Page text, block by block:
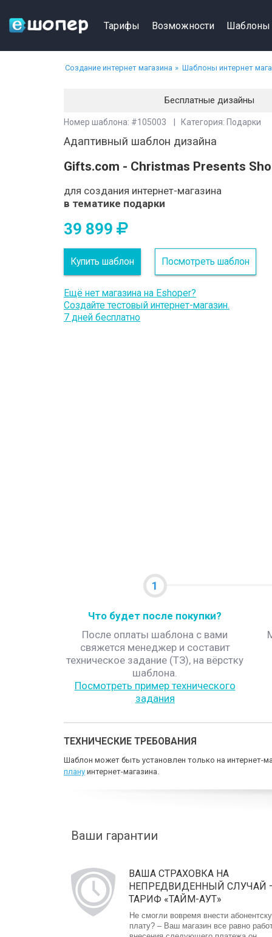
Тарифы Возможности Шаблоны
Создание интернет магазина Шаблоны интернет
Бесплатные дизайны
Номер шаблона: #105003 | Категория: Подарки
Адаптивный шаблон дизайна
Gifts.com - Christmas Presents
для создания интернет-магазина
в тематике подарки
39 899
Купить шаблон Посмотреть шаблон
Ещё нет магазина на Eshoper?
Создайте тестовый интернет-магазин.
7 дней бесплатно
1
Что будет после покупки?
После оплаты шаблона с вами
свяжется менеджер и составит
техническое задание (ТЗ), на вёрстку
шаблона.
Посмотреть пример технического
задания
ТЕХНИЧЕСКИЕ ТРЕБОВАНИЯ
Шаблон может быть установлен только на интернет-
плану интернет-магазина.
Ваши гарантии
ВАША СТРАХОВКА НА
НЕПРЕДВИДЕННЫЙ СЛУЧАЙ
ТАРИФ «ТАЙМ-АУТ»
Не смогли вовремя внести
плату? – Ваш магазин все равно